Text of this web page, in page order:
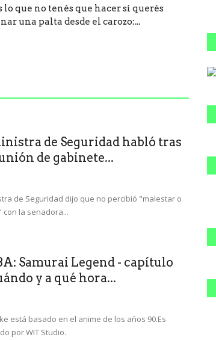
lo que no tenés que hacer si querés
una palta desde el carozo:...
de Seguridad habló tras
de gabinete...
de Seguridad dijo que no percibió "malestar o
con la senadora...
Samurai Legend - capítulo
y a qué hora...
está basado en el anime de los años 90.Es
por WIT Studio.